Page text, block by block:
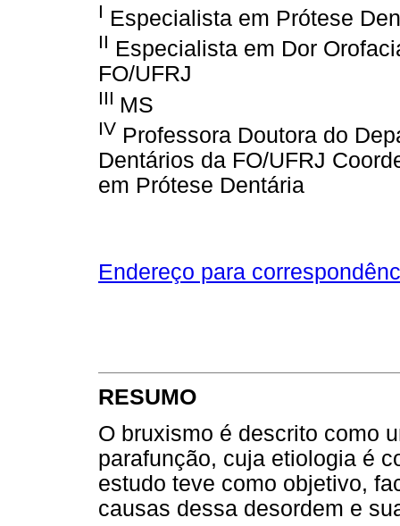
I Especialista em Prótese
II Especialista em Dor
FO/UFRJ
III MS
IV Professora Doutora do
Dentários da FO/UFRJ
em Prótese Dentária
Endereço para
RESUMO
O bruxismo é descrito como
parafunção, cuja etiologia é
estudo teve como objetivo,
causas dessa desordem e